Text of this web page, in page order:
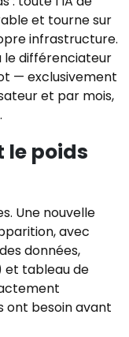
et tourne sur
infrastructure.
le différenciateur
— exclusivement
et par mois,
le poids
Une nouvelle
avec
données,
et tableau de
ont besoin avant